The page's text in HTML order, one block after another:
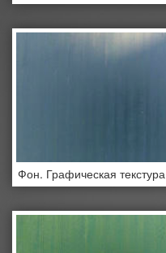
Фон. Графическая текстура